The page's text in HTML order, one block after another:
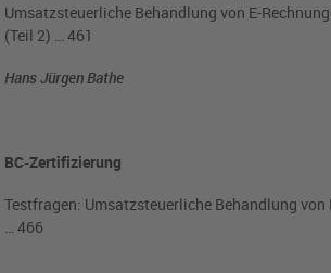
Umsatzsteuerliche Behandlung von E-
(Teil 2) … 461
Hans Jürgen Bathe
BC-Zertifizierung
Testfragen: Umsatzsteuerliche Behandlung von
… 466